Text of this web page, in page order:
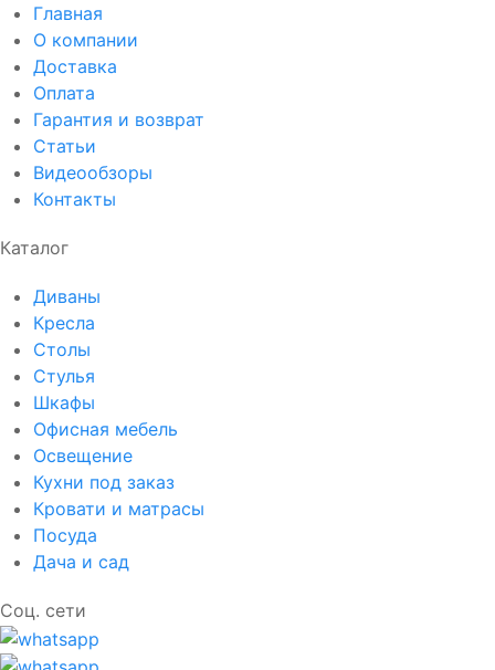
Главная
О компании
Доставка
Оплата
Гарантия и возврат
Статьи
Видеообзоры
Контакты
Каталог
Диваны
Кресла
Столы
Стулья
Шкафы
Офисная мебель
Освещение
Кухни под заказ
Кровати и матрасы
Посуда
Дача и сад
Соц. сети